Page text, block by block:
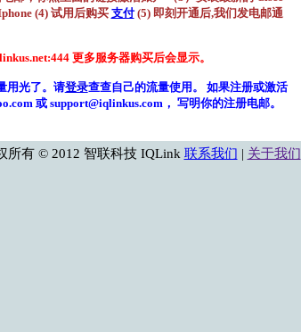
(4) 试用后购买支付(5) 即刻开通后,我们发电邮通
更多服务器购买后会显示。
用光了。请登录查查自己的流量使用。 如果注册或激活
或 support@iqlinkus.com， 写明你的注册电邮。
所有 © 2012 智联科技 IQLink 联系我们 | 关于我们